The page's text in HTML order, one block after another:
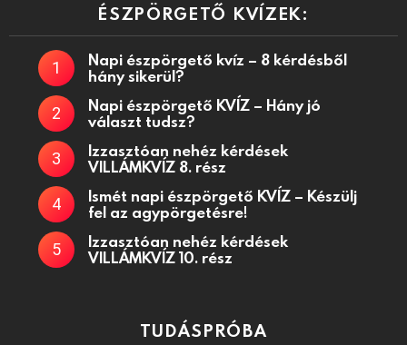
ÉSZPÖRGETŐ KVÍZEK:
Napi észpörgető kvíz – 8 kérdésből
hány sikerül?
Napi észpörgető KVÍZ – Hány jó
választ tudsz?
Izzasztóan nehéz kérdések
VILLÁMKVÍZ 8. rész
Ismét napi észpörgető KVÍZ – Készülj
fel az agypörgetésre!
Izzasztóan nehéz kérdések
VILLÁMKVÍZ 10. rész
TUDÁSPRÓBA